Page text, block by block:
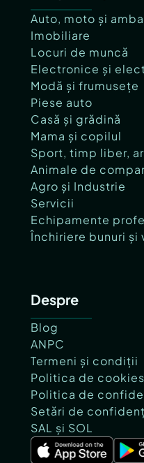
Auto, moto și
Imobiliare
Locuri de muncă
Electronice și
Modă și frumusețe
Piese auto
Casă și grădină
Mama și copilul
Sport, timp liber,
Animale de
Agro și Industrie
Servicii
Echipamente
Închiriere bunuri și
Despre
Blog
ANPC
Termeni și condiții
Politica de cookies
Politica de
Setări de
SAL și SOL